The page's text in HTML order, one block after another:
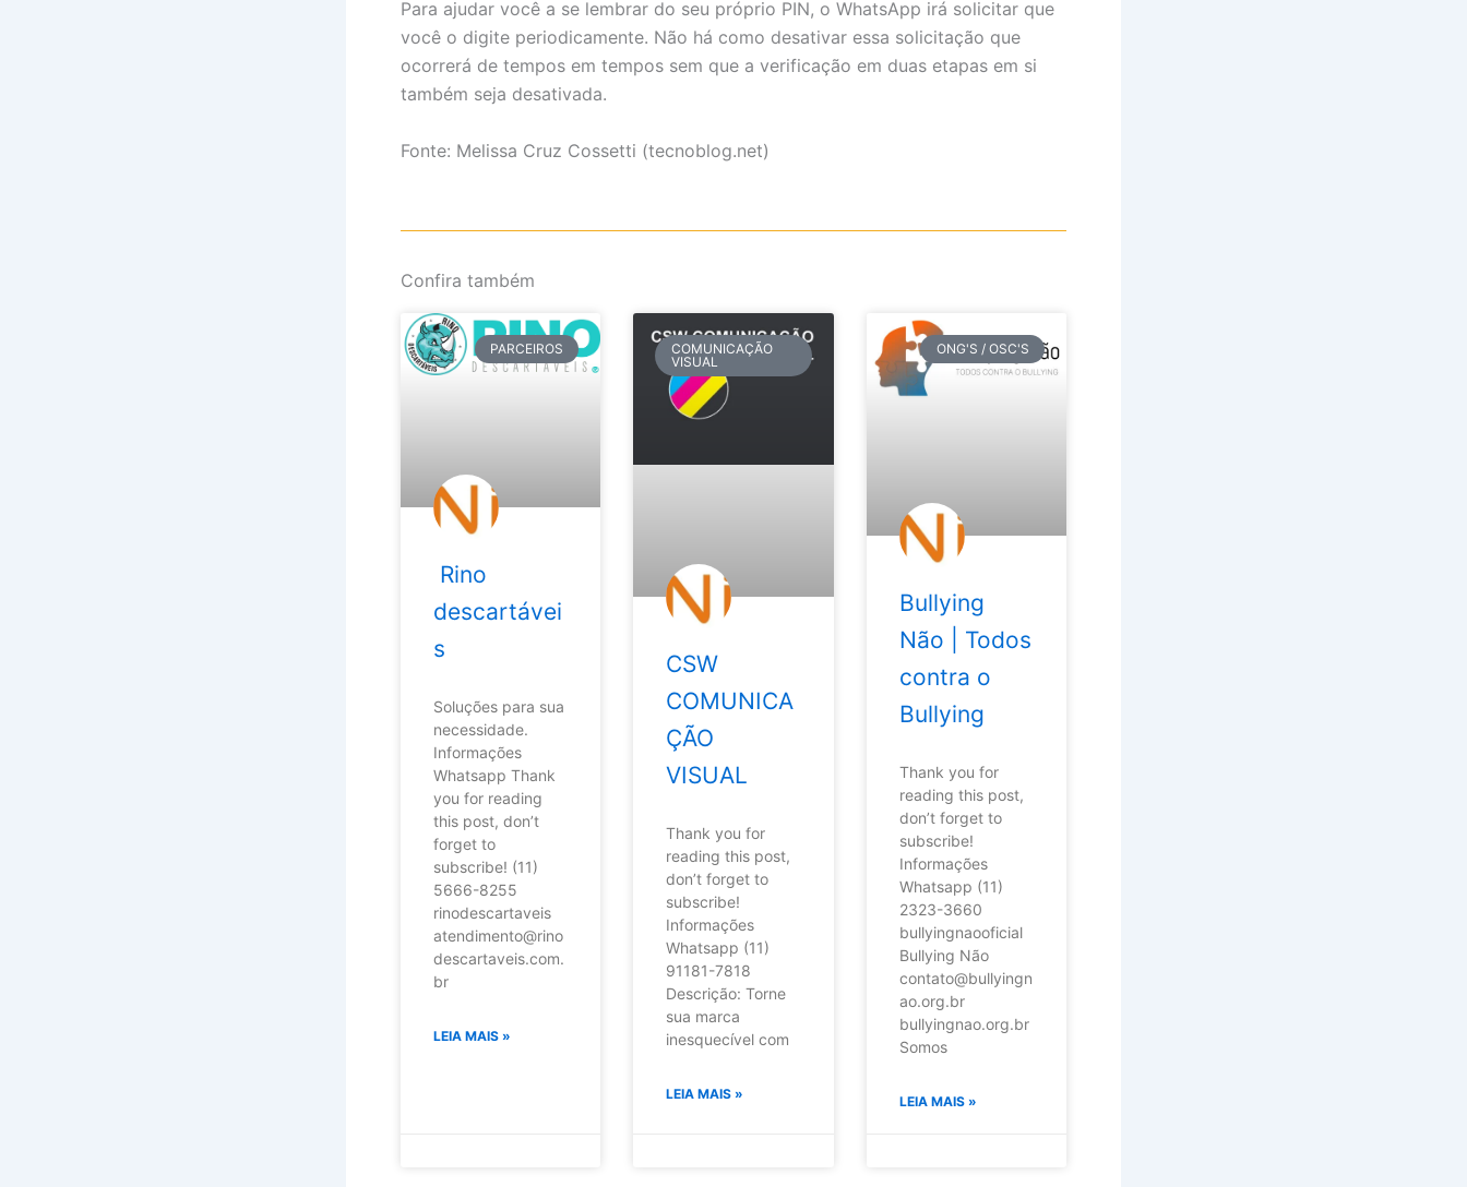
Para ajudar você a se lembrar do seu próprio PIN, o WhatsApp irá solicitar que
você o digite periodicamente. Não há como desativar essa solicitação que
ocorrerá de tempos em tempos sem que a verificação em duas etapas em si
também seja desativada.
Fonte: Melissa Cruz Cossetti (tecnoblog.net)
Confira também
PARCEIROS
Rino
descartávei
s
Soluções para sua
necessidade.
Informações
Whatsapp Thank
you for reading
this post, don’t
forget to
subscribe! (11)
5666-8255
rinodescartaveis
atendimento@rino
descartaveis.com.
br
LEIA MAIS »
COMUNICAÇÃO
VISUAL
CSW
COMUNICA
ÇÃO
VISUAL
Thank you for
reading this post,
don’t forget to
subscribe!
Informações
Whatsapp (11)
91181-7818
Descrição: Torne
sua marca
inesquecível com
LEIA MAIS »
ONG'S / OSC'S
Bullying
Não | Todos
contra o
Bullying
Thank you for
reading this post,
don’t forget to
subscribe!
Informações
Whatsapp (11)
2323-3660
bullyingnaooficial
Bullying Não
contato@bullyingn
ao.org.br
bullyingnao.org.br
Somos
LEIA MAIS »